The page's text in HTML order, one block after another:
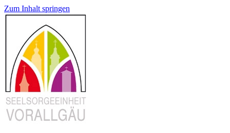
Zum Inhalt springen